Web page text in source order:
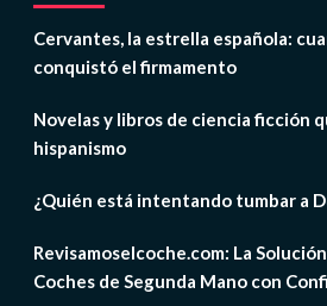
Cervantes, la estrella española:
conquistó el firmamento
Novelas y libros de ciencia ficción
hispanismo
¿Quién está intentando tumbar a
Revisamoselcoche.com: La
Coches de Segunda Mano con